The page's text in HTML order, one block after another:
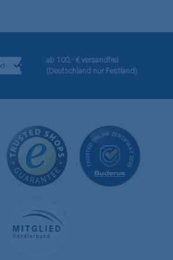
ab 100,- € versandfrei
(Deutschland nur Festland)